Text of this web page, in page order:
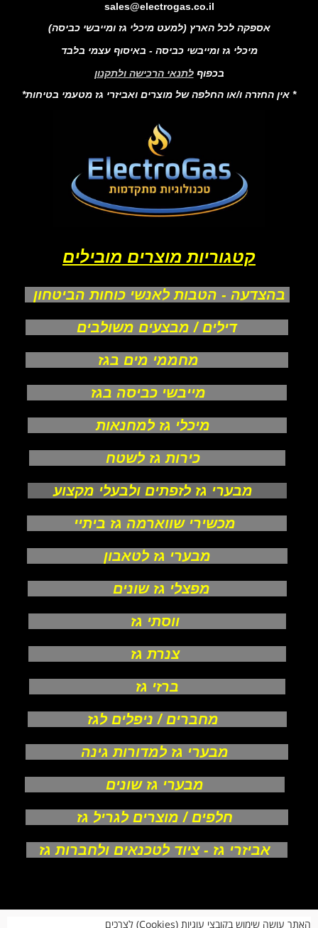
sales@electrogas.co.il
אספקה לכל הארץ (למעט מיכלי גז ומייבשי כביסה)
מיכלי גז ומייבשי כביסה - באיסוף עצמי בלבד
בכפוף לתנאי הרכישה ולתקנון
* אין החזרה ו/או החלפה של מוצרים ואביזרי גז מטעמי בטיחות*
קטגוריות מוצרים מובילים
בהצדעה - הטבות לאנשי כוחות הביטחון
דילים / מבצעים משולבים
מחממי מים בגז
מייבשי כביסה בגז
מיכלי גז למחנאות
כירות גז לשטח
מבערי גז לזפתים ולבעלי מקצוע
מכשירי שווארמה גז ביתיי
מבערי גז לטאבון
מפצלי גז שונים
ווסתי גז
צנרת גז
ברזי גז
מחברים / ניפלים לגז
מבערי גז למדורות גינה
מבערי גז שונים
חלפים / מוצרים לגריל גז
אביזרי גז - ציוד לטכנאים ולחברות גז
האתר עושה שימוש בקובצי עוגיות (Cookies) לצרכים